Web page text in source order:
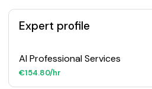
Expert profile
AI Professional Services
€154.80/hr